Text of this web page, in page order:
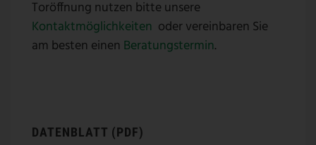
Toröffnung nutzen bitte unsere
Kontaktmöglichkeiten oder vereinbaren Sie
am besten einen Beratungstermin.
DATENBLATT (PDF)